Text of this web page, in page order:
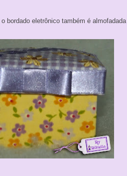
bordado eletrônico também é almofadada